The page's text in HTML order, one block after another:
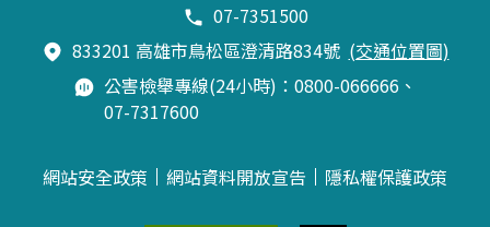
07-7351500
833201 高雄市鳥松區澄清路834號 (交通位置圖)
公害檢舉專線(24小時)：0800-066666、
07-7317600
網站安全政策 網站資料開放宣告 隱私權保護政策